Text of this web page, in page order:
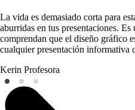
La vida es demasiado corta para
aburridas en tus presentaciones.
comprendan que el diseño gráfico
cualquier presentación informativa
Kerin Profesora